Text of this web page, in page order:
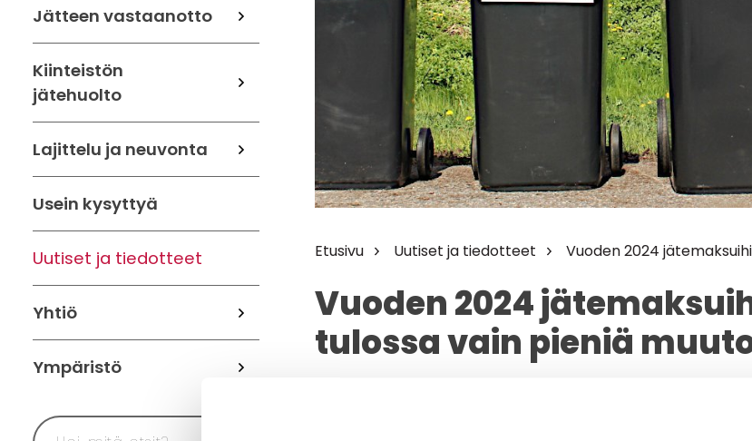
Jätteen vastaanotto
Kiinteistön
jätehuolto
Lajittelu ja neuvonta
Usein kysyttyä
Uutiset ja tiedotteet
Yhtiö
Ympäristö
Etusivu Uutiset ja tiedotteet Vuoden 2024
Vuoden 2024
tulossa vain pieniä